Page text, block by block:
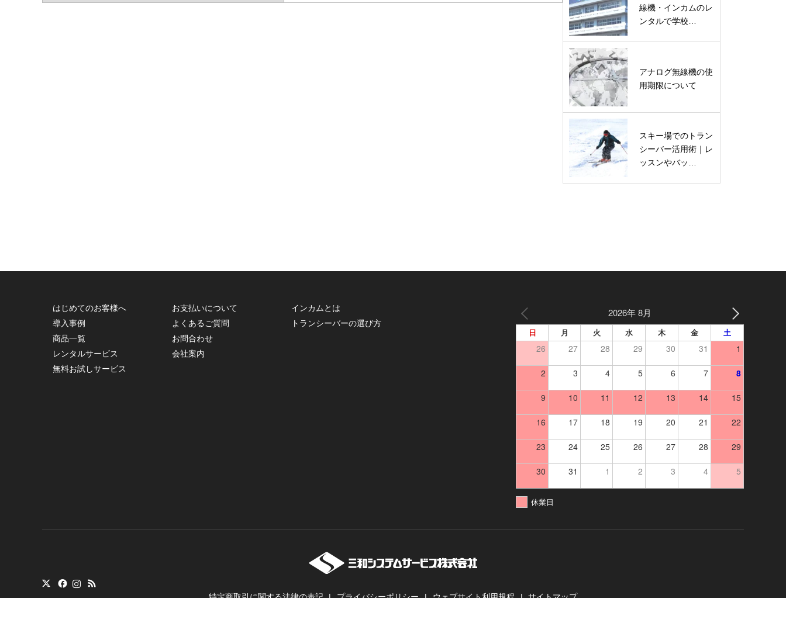
線機・インカムのレ
ンタルで学校…
アナログ無線機の使
用期限について
スキー場でのトラン
シーバー活用術｜レ
ッスンやバッ…
はじめてのお客様へ
導入事例
商品一覧
レンタルサービス
無料お試しサービス
お支払いについて
よくあるご質問
お問合わせ
会社案内
インカムとは
トランシーバーの選び方
2026年 8月
日 月 火 水 木 金 土
26 27 28 29 30 31 1
2 3 4 5 6 7 8
9 10 11 12 13 14 15
16 17 18 19 20 21 22
23 24 25 26 27 28 29
30 31 1 2 3 4 5
休業日
特定商取引に関する法律の表記 プライバシーポリシー ウェブサイト利用規程 サイトマップ